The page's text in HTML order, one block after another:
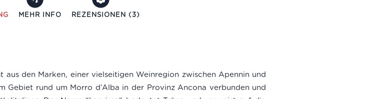
MEHR INFO REZENSIONEN (3)
aus den Marken, einer vielseitigen Weinregion zwischen Apennin und
Gebiet rund um Morro d’Alba in der Provinz Ancona verbunden und